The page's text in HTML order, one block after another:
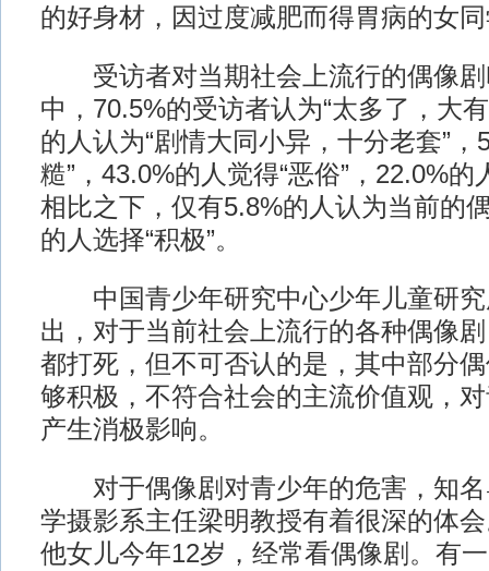
的好身材，因过度减肥而得胃病的女
受访者对当期社会上流行的偶像剧
中，70.5%的受访者认为“太多了，大
的人认为“剧情大同小异，十分老套”，
糙”，43.0%的人觉得“恶俗”，22.0%的
相比之下，仅有5.8%的人认为当前的
的人选择“积极”。
中国青少年研究中心少年儿童研究
出，对于当前社会上流行的各种偶像
都打死，但不可否认的是，其中部分
够积极，不符合社会的主流价值观，
产生消极影响。
对于偶像剧对青少年的危害，知名
学摄影系主任梁明教授有着很深的体
他女儿今年12岁，经常看偶像剧。有